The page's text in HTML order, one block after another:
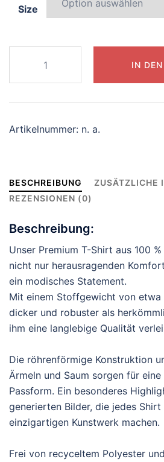
Size
dragon
Menge
IN
Artikelnummer: n. a.
BESCHREIBUNG
ZUSÄTZLICHE
REZENSIONEN (0)
Beschreibung:
Unser Premium T-Shirt aus 100
nicht nur herausragenden
ein modisches Statement.
Mit einem Stoffgewicht von etwa
dicker und robuster als
ihm eine langlebige Qualität
Die röhrenförmige Konstruktion
Ärmeln und Saum sorgen für
Passform. Ein besonderes
generierten Bilder, die jedes Shirt
einzigartigen Kunstwerk machen.
Frei von recyceltem Polyester